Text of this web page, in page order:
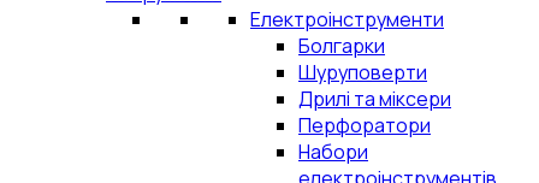
Електроінструменти
Болгарки
Шуруповерти
Дрилі та міксери
Перфоратори
Набори